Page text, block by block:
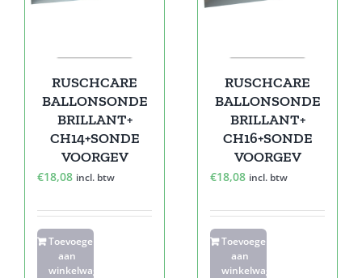
RUSCHCARE
BALLONSONDE
BRILLANT+
CH14+SONDE
VOORGEV
€18,08 incl. btw
Toevoegen
aan
winkelwagen
RUSCHCARE
BALLONSONDE
BRILLANT+
CH16+SONDE
VOORGEV
€18,08 incl. btw
Toevoegen
aan
winkelwagen